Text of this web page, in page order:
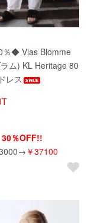
◆ Vlas Blomme
ム) KL Heritage 80
レス
30％OFF!!
￥37100